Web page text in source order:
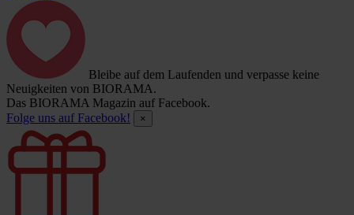
Bleibe auf dem Laufenden und verpasse keine
Neuigkeiten von BIORAMA.
Das BIORAMA Magazin auf Facebook.
Folge uns auf Facebook!
×